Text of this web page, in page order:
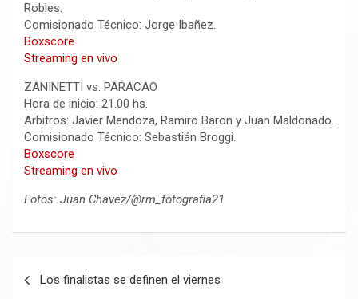
Robles.
Comisionado Técnico: Jorge Ibañez.
Boxscore
Streaming en vivo
ZANINETTI vs. PARACAO
Hora de inicio: 21.00 hs.
Arbitros: Javier Mendoza, Ramiro Baron y Juan Maldonado.
Comisionado Técnico: Sebastián Broggi.
Boxscore
Streaming en vivo
Fotos: Juan Chavez/@rm_fotografia21
Los finalistas se definen el viernes